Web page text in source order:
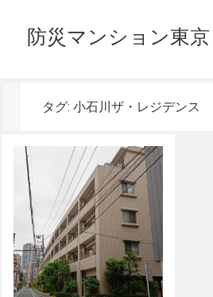
防災マンション東京
タグ: 小石川ザ・レジデンス